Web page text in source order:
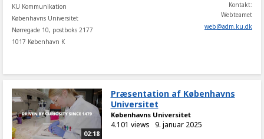
KU Kommunikation
Københavns Universitet
Nørregade 10, postboks 2177
1017 København K
Kontakt:
Webteamet
web@adm.ku.dk
02:18
Præsentation af Københavns
Universitet
Københavns Universitet
4.101 views 9. januar 2025